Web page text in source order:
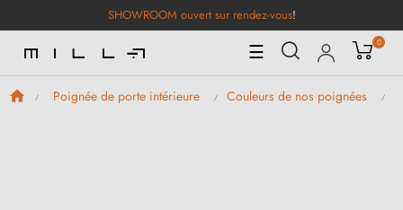
SHOWROOM ouvert sur rendez-vous!
Basculer
la
navigation
☰ 0
Poignée de porte intérieure Couleurs de nos poignées